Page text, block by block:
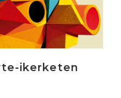
ikerketen